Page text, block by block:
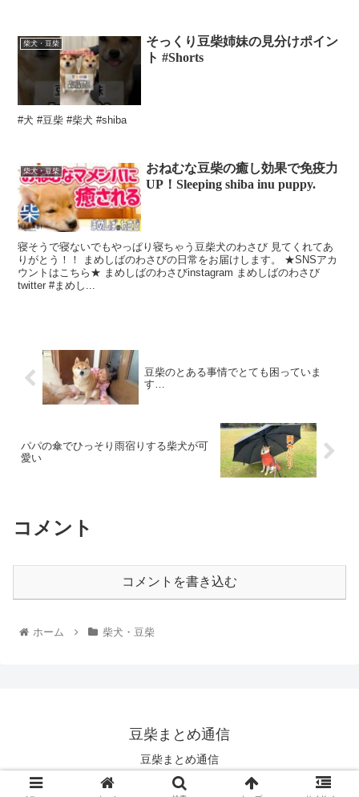
柴犬・豆柴
そっくり豆柴姉妹の見分けポイン
ト #Shorts
#犬 #豆柴 #柴犬 #shiba
柴犬・豆柴
おねむな豆柴の癒し効果で免疫力
UP！Sleeping shiba inu puppy.
寝そうで寝ないでもやっぱり寝ちゃう豆柴犬のわさび 見てくれてあ
りがとう！！ まめしばのわさびの日常をお届けします。 ★SNSアカ
ウントはこちら★ まめしばのわさびinstagram まめしばのわさび
twitter #まめし...
豆柴のとある事情でとても困っていま
す…
パパの傘でひっそり雨宿りする柴犬が可
愛い
コメント
コメントを書き込む
ホーム 柴犬・豆柴
豆柴まとめ通信
豆柴まとめ通信
© 2021 豆柴まとめ通信.